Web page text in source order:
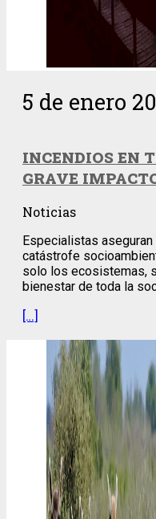
5 de enero
INCENDIOS EN
GRAVE
Noticias
Especialistas
catástrofe
solo los ecosistemas,
bienestar de toda la
[…]